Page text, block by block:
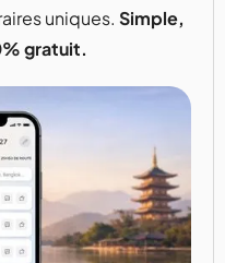
uniques. Simple,
gratuit.